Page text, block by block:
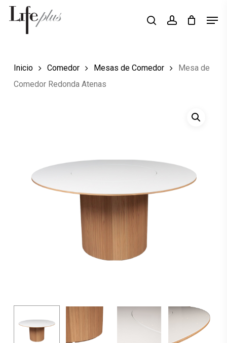
Skip
Búsqueda
productos
searchaccount
Inicio Comedor Mesas de Comedor
Mesa de
Comedor Redonda Atenas